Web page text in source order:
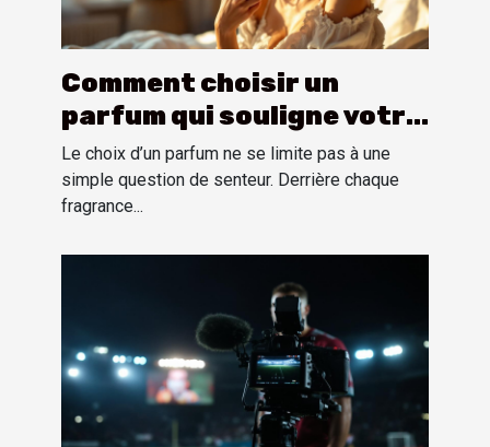
Comment choisir un
parfum qui souligne votre
personnalité?
Le choix d’un parfum ne se limite pas à une
simple question de senteur. Derrière chaque
fragrance...